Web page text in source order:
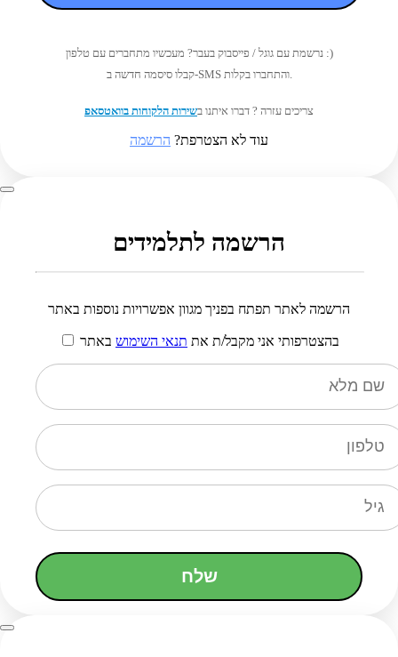
נרשמת עם גוגל / פייסבוק בעבר? מעכשיו מתחברים עם טלפון :)
קבלו סיסמה חדשה ב-SMS והתחברו בקלות.
צריכים עזרה ? דברו איתנו בשירות הלקוחות בוואטסאפ
עוד לא הצטרפת? הרשמה
הרשמה לתלמידים
הרשמה לאתר תפתח בפניך מגוון אפשרויות נוספות באתר
בהצטרפותי אני מקבל/ת את תנאי השימוש באתר
שלח